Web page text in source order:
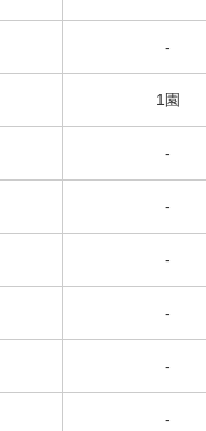
-
1園
-
-
-
-
-
-